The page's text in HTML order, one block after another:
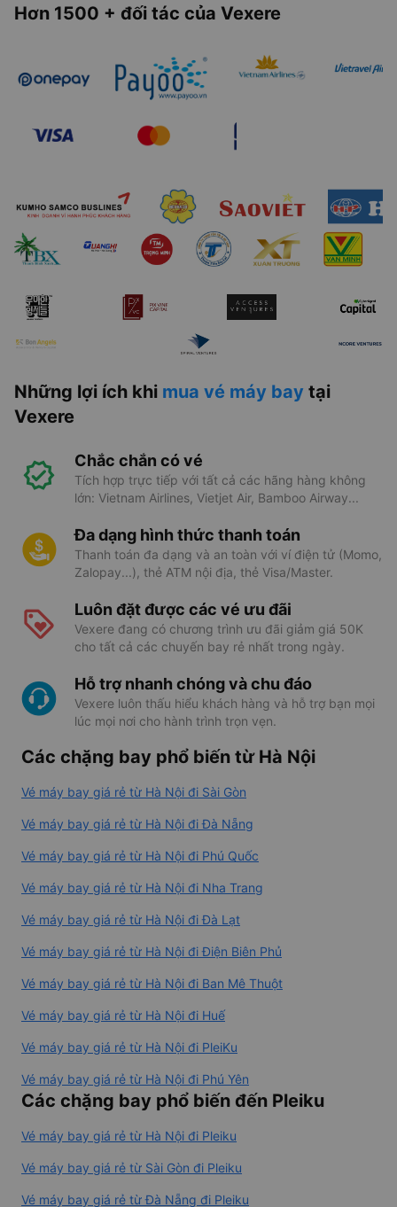
Hơn 1500 + đối tác của Vexere
Những lợi ích khi mua vé máy bay tại
Vexere
Chắc chắn có vé
Tích hợp trực tiếp với tất cả các hãng hàng không
lớn: Vietnam Airlines, Vietjet Air, Bamboo Airway...
Đa dạng hình thức thanh toán
Thanh toán đa dạng và an toàn với ví điện tử (Momo,
Zalopay...), thẻ ATM nội địa, thẻ Visa/Master.
Luôn đặt được các vé ưu đãi
Vexere đang có chương trình ưu đãi giảm giá 50K
cho tất cả các chuyến bay rẻ nhất trong ngày.
Hỗ trợ nhanh chóng và chu đáo
Vexere luôn thấu hiểu khách hàng và hỗ trợ bạn mọi
lúc mọi nơi cho hành trình trọn vẹn.
Các chặng bay phổ biến từ Hà Nội
Vé máy bay giá rẻ từ Hà Nội đi Sài Gòn
Vé máy bay giá rẻ từ Hà Nội đi Đà Nẵng
Vé máy bay giá rẻ từ Hà Nội đi Phú Quốc
Vé máy bay giá rẻ từ Hà Nội đi Nha Trang
Vé máy bay giá rẻ từ Hà Nội đi Đà Lạt
Vé máy bay giá rẻ từ Hà Nội đi Điện Biên Phủ
Vé máy bay giá rẻ từ Hà Nội đi Ban Mê Thuột
Vé máy bay giá rẻ từ Hà Nội đi Huế
Vé máy bay giá rẻ từ Hà Nội đi PleiKu
Vé máy bay giá rẻ từ Hà Nội đi Phú Yên
Các chặng bay phổ biến đến Pleiku
Vé máy bay giá rẻ từ Hà Nội đi Pleiku
Vé máy bay giá rẻ từ Sài Gòn đi Pleiku
Vé máy bay giá rẻ từ Đà Nẵng đi Pleiku